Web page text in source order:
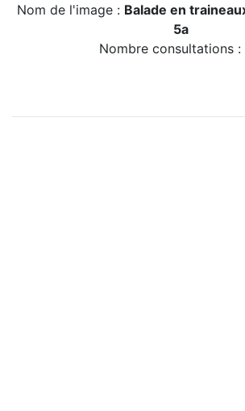
Nom de l'image : Balade en
5a
Nombre consultations :